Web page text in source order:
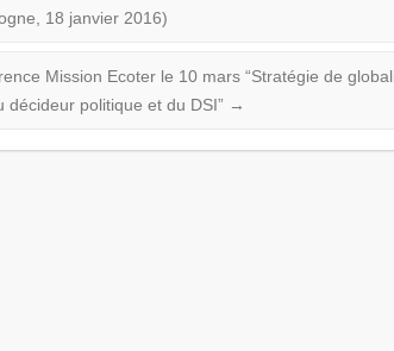
18 janvier 2016)
Mission Ecoter le 10 mars “Stratégie de
décideur politique et du DSI” →